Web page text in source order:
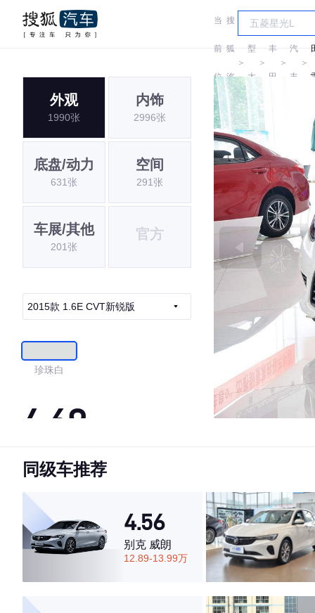
当
前
位
置:
搜
狐
汽
车
＞
车
型
大
＞
丰
田
＞
广
汽
丰
＞
外观
1990张
内饰
2996张
底盘/动力
631张
空间
291张
车展/其他
201张
官方
2015款 1.6E CVT新锐版
珍珠白
4.69
·外观表现较为优秀，优于68%同级车
·空间表现较为优秀，优于60%同级车
同级车推荐
4.56
别克 威朗
12.89-13.99万